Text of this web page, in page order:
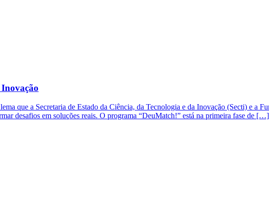
que a Secretaria de Estado da Ciência, da Tecnologia e da Inovação (Secti) e a
desafios em soluções reais. O programa “DeuMatch!” está na primeira fase de […]